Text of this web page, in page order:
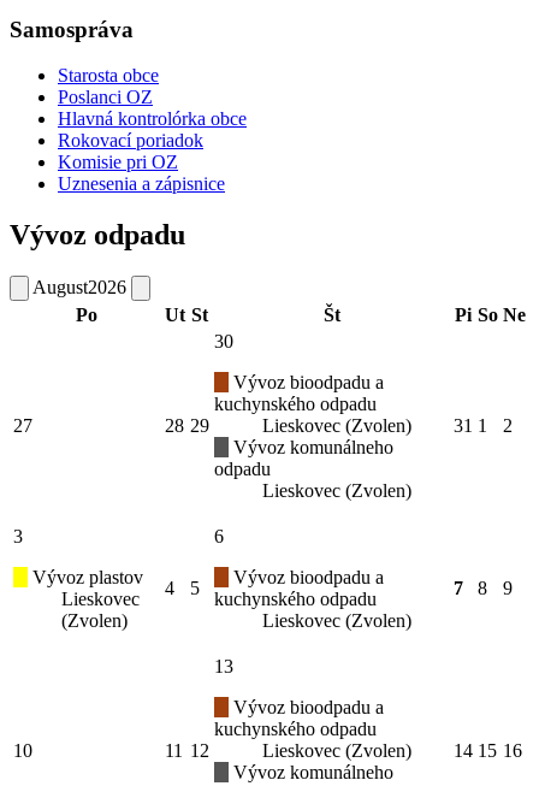
Samospráva
Starosta obce
Poslanci OZ
Hlavná kontrolórka obce
Rokovací poriadok
Komisie pri OZ
Uznesenia a zápisnice
Vývoz odpadu
August2026
Po
Ut St Št Pi So Ne
27 28 29
30
Vývoz bioodpadu a
kuchynského odpadu
Lieskovec (Zvolen)
Vývoz komunálneho
odpadu
Lieskovec (Zvolen)
31 1 2
3
Vývoz plastov
Lieskovec
(Zvolen)
4 5
6
Vývoz bioodpadu a
kuchynského odpadu
Lieskovec (Zvolen)
7 8 9
10 11 12
13
Vývoz bioodpadu a
kuchynského odpadu
Lieskovec (Zvolen)
Vývoz komunálneho
14 15 16